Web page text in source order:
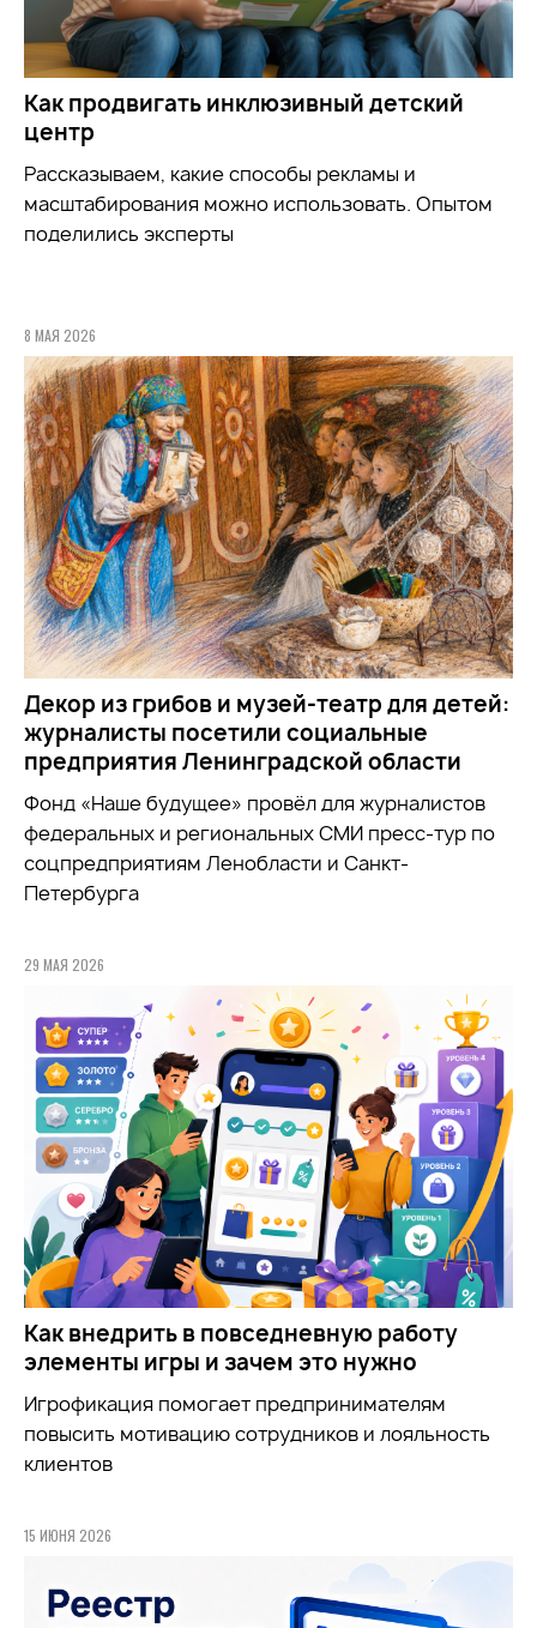
Как продвигать инклюзивный детский
центр
Рассказываем, какие способы рекламы и
масштабирования можно использовать. Опытом
поделились эксперты
8 МАЯ 2026
Декор из грибов и музей-театр для детей:
журналисты посетили социальные
предприятия Ленинградской области
Фонд «Наше будущее» провёл для журналистов
федеральных и региональных СМИ пресс-тур по
соцпредприятиям Ленобласти и Санкт-
Петербурга
29 МАЯ 2026
Как внедрить в повседневную работу
элементы игры и зачем это нужно
Игрофикация помогает предпринимателям
повысить мотивацию сотрудников и лояльность
клиентов
15 ИЮНЯ 2026